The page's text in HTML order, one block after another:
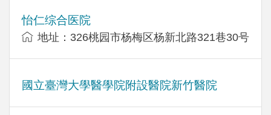
怡仁综合医院
地址：326桃园市杨梅区杨新北路321巷30号
國立臺灣大學醫學院附設醫院新竹醫院